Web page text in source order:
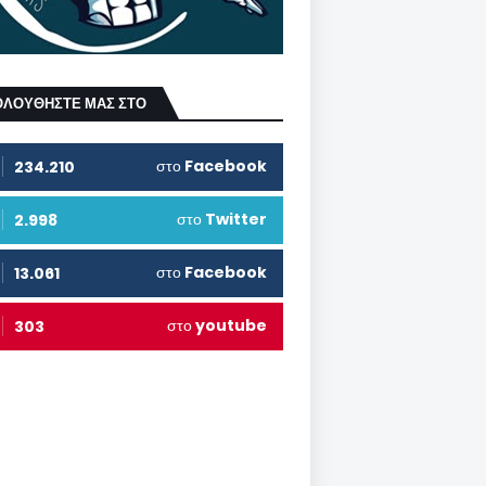
ΜΑΣ ΣΤΟ
234.210 στο Facebook
2.998 στο Twitter
13.061 στο Facebook
303 στοyoutube